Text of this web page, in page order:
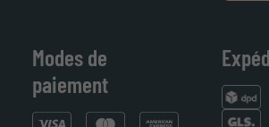
Modes de
paiement